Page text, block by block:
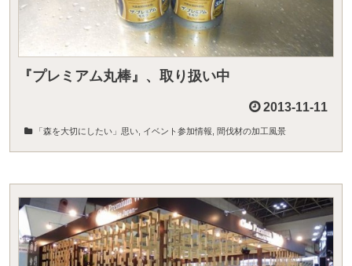
『プレミアム丸棒』、取り扱い中
2013-11-11
「森を大切にしたい」思い イベント参加情報 間伐材の加工風景